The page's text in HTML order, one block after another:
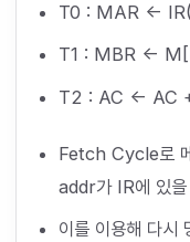
T0 : MAR <-
T1 : MBR <-
T2 : AC <- AC
Fetch Cycle로
addr가 IR에 있을
이를 이용해 다시